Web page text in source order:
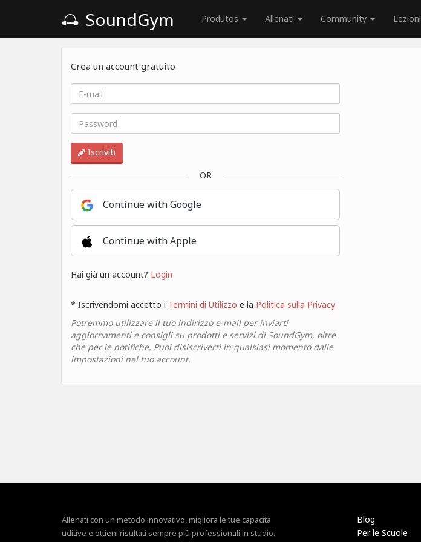
SoundGym Produtos Allenati Community Lezioni
Crea un account gratuito
Iscriviti
OR
Continue with Google
Continue with Apple
Hai già un account? Login
* Iscrivendomi accetto i Termini di Utilizzo e la Politica sulla Privacy
Potremmo utilizzare il tuo indirizzo e-mail per inviarti
aggiornamenti e consigli su prodotti e servizi di SoundGym, oltre
che per le notifiche. Puoi disiscriverti in qualsiasi momento dalle
impostazioni nel tuo account.
Allenati con un metodo innovativo, migliora le tue capacità
uditive e ottieni risultati sempre più professionali in studio.
Blog
Per le Scuole